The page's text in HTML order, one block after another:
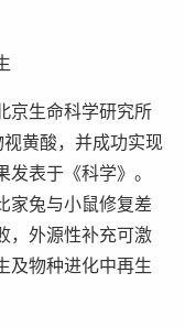
生命科学研究所
黄酸，并成功实现
表于《科学》。
家兔与小鼠修复差
，外源性补充可激
及物种进化中再生